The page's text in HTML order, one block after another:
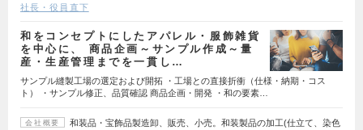
社長・役員直下
和をコンセプトにしたアパレル・服飾雑貨
を中心に、 商品企画～サンプル作成～量
産・生産管理までを一貫し…
サンプル縫製工場の選定および開拓 ・工場との直接折衝（仕様・納期・コス
ト） ・サンプル修正、品質確認 商品企画・開発 ・和の要素…
会社概要
和装品・宝飾品製造卸、販売、小売。和装製品の加工(仕立て、染色